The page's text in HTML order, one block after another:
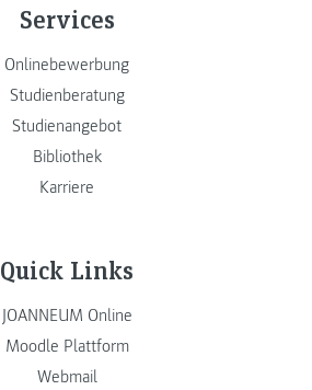
Services
Onlinebewerbung
Studienberatung
Studienangebot
Bibliothek
Karriere
Quick Links
JOANNEUM Online
Moodle Plattform
Webmail